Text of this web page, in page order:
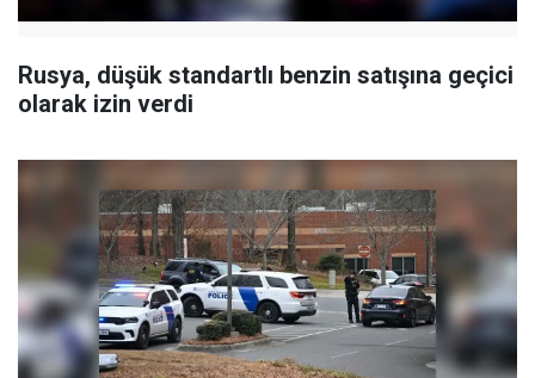
Rusya, düşük standartlı benzin satışına geçici
olarak izin verdi